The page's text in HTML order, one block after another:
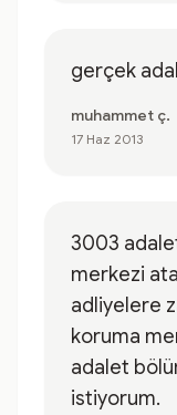
gerçek
muhammet ç.
17 Haz 2013
3003
merkezi
adliyelere
koruma
adalet
istiyorum.